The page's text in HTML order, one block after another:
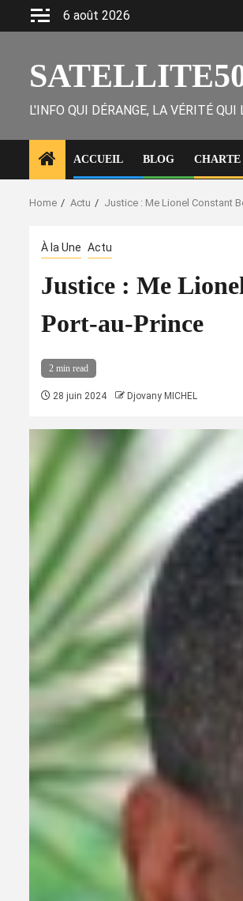
6 août 2026
L'INFO QUI DÉRANGE, LA VÉRITÉ QUI
ACCUEIL BLOG CHARTE
Home Actu Justice : Me Lionel Constant
À la Une Actu
Justice : Me
Port-au-Prince
2 min read
28 juin 2024 Djovany MICHEL